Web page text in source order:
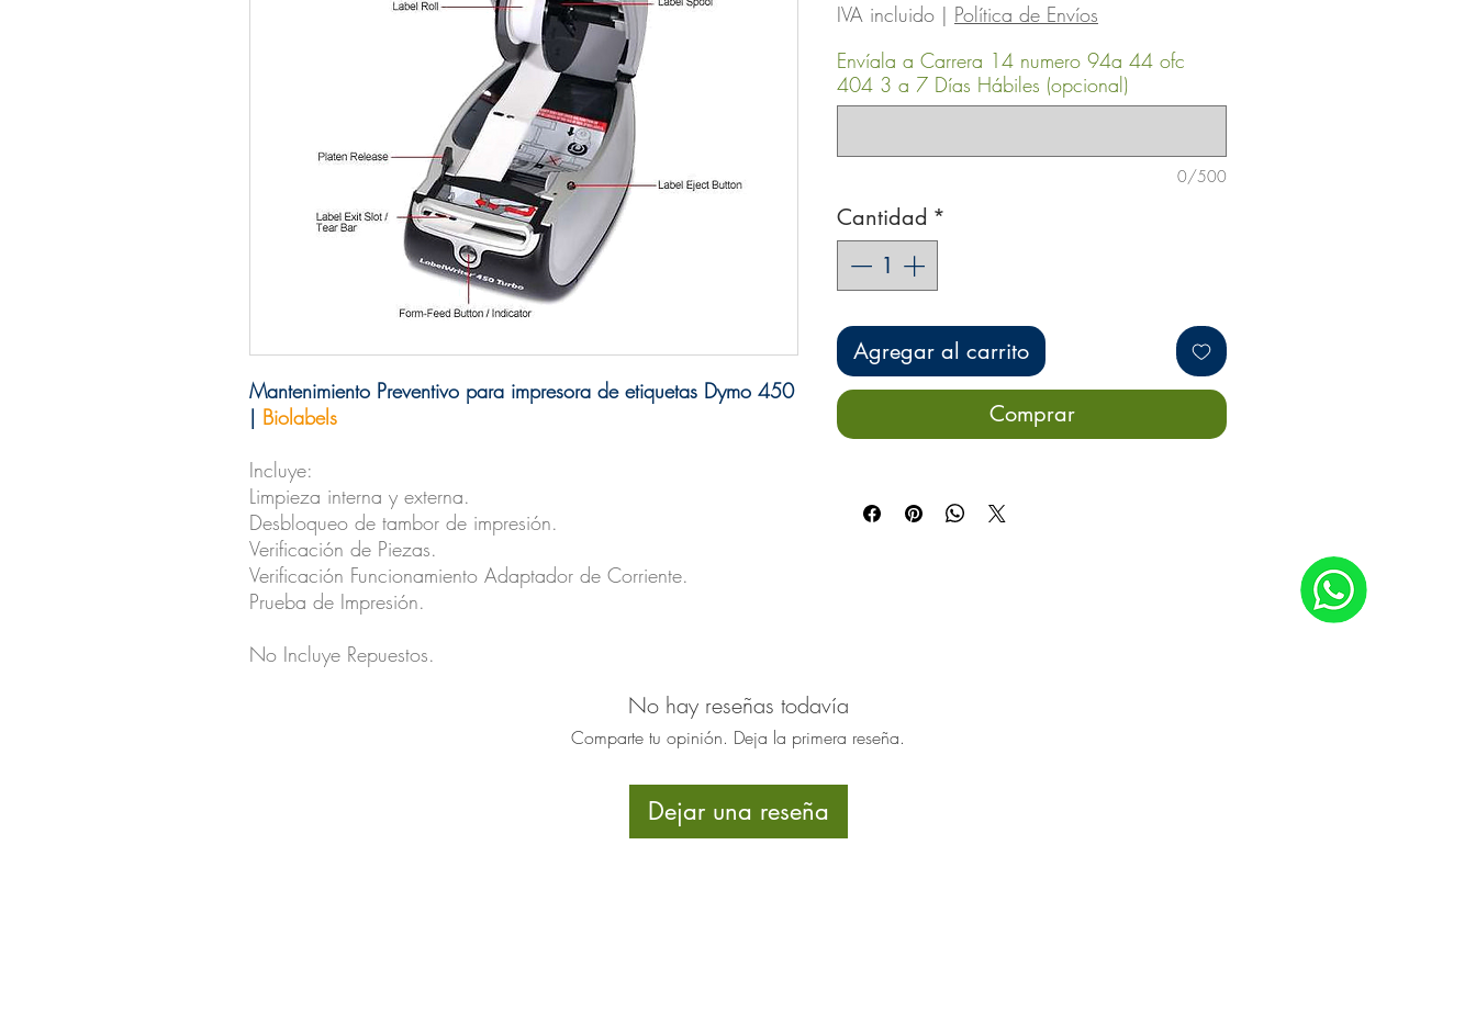
Mantenimiento Preventivo para impresora de etiquetas Dymo 450
| Biolabels
Incluye:
Limpieza interna y externa.
Desbloqueo de tambor de impresión.
Verificación de Piezas.
Verificación Funcionamiento Adaptador de Corriente.
Prueba de Impresión.
No Incluye Repuestos.
IVA incluido | Política de Envíos
Envíala a Carrera 14 numero 94a 44 ofc
404 3 a 7 Días Hábiles (opcional)
0/500
Cantidad *
Agregar al carrito
Comprar
No hay reseñas todavía
Comparte tu opinión. Deja la primera reseña.
Dejar una reseña